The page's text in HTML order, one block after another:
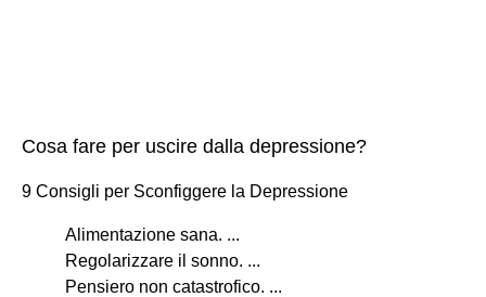
Cosa fare per uscire dalla depressione?
9 Consigli per Sconfiggere la Depressione
Alimentazione sana. ...
Regolarizzare il sonno. ...
Pensiero non catastrofico. ...